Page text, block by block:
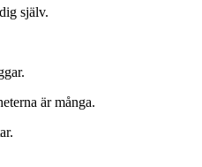
själv.
är många.